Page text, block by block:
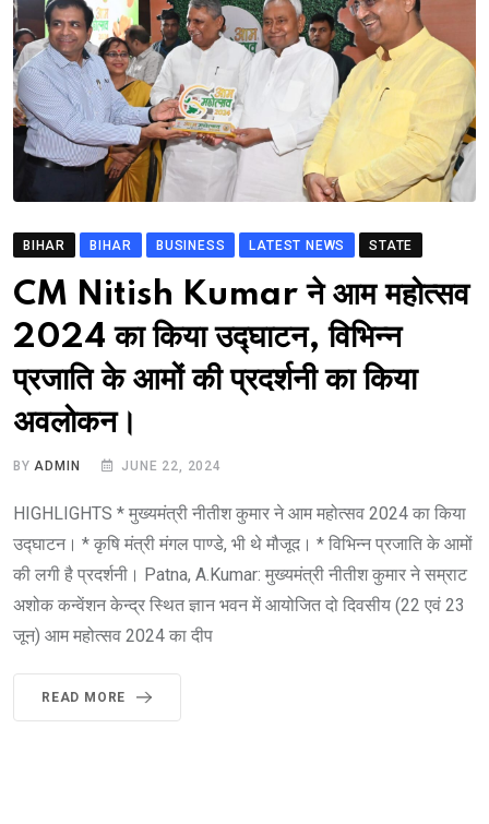
BIHAR BIHAR BUSINESS LATEST NEWS STATE
CM Nitish Kumar ने आम महोत्सव
2024 का किया उद्घाटन, विभिन्न
प्रजाति के आमों की प्रदर्शनी का किया
अवलोकन।
BY ADMIN JUNE 22, 2024
HIGHLIGHTS * मुख्यमंत्री नीतीश कुमार ने आम महोत्सव 2024 का किया
उद्घाटन। * कृषि मंत्री मंगल पाण्डे, भी थे मौजूद। * विभिन्न प्रजाति के आमों
की लगी है प्रदर्शनी। Patna, A.Kumar: मुख्यमंत्री नीतीश कुमार ने सम्राट
अशोक कन्वेंशन केन्द्र स्थित ज्ञान भवन में आयोजित दो दिवसीय (22 एवं 23
जून) आम महोत्सव 2024 का दीप
READ MORE